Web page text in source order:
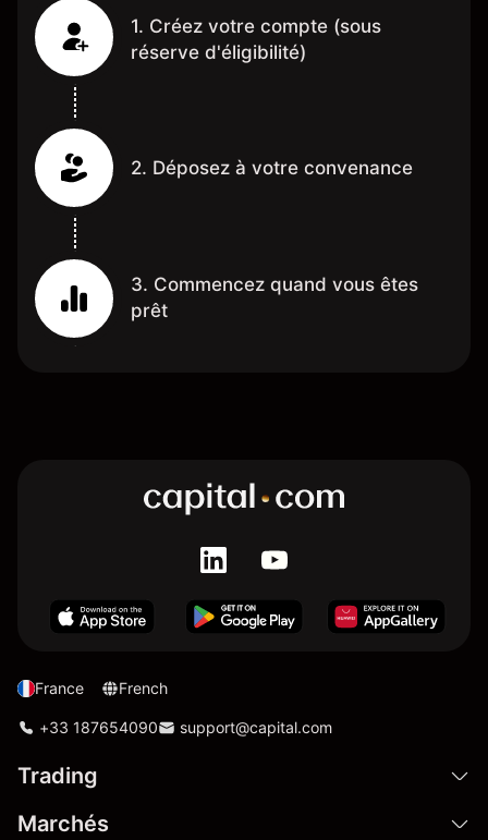
1. Créez votre compte (sous
réserve d'éligibilité)
2. Déposez à votre convenance
3. Commencez quand vous êtes
prêt
France French
+33 187654090 support@capital.com
Trading
Marchés